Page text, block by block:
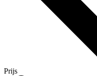
Prijs